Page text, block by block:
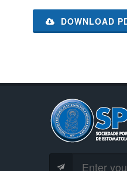
DOWNLOAD